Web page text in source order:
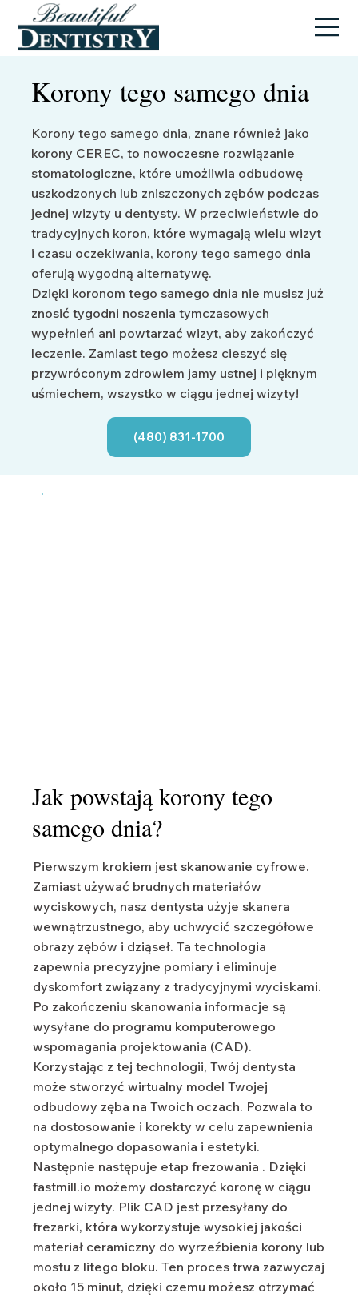
Korony tego samego dnia
Korony tego samego dnia, znane również jako
korony CEREC, to nowoczesne rozwiązanie
stomatologiczne, które umożliwia odbudowę
uszkodzonych lub zniszczonych zębów podczas
jednej wizyty u dentysty. W przeciwieństwie do
tradycyjnych koron, które wymagają wielu wizyt
i czasu oczekiwania, korony tego samego dnia
oferują wygodną alternatywę.
Dzięki koronom tego samego dnia nie musisz już
znosić tygodni noszenia tymczasowych
wypełnień ani powtarzać wizyt, aby zakończyć
leczenie. Zamiast tego możesz cieszyć się
przywróconym zdrowiem jamy ustnej i pięknym
uśmiechem, wszystko w ciągu jednej wizyty!
(480) 831-1700
Jak powstają korony tego
samego dnia?
Pierwszym krokiem jest skanowanie cyfrowe.
Zamiast używać brudnych materiałów
wyciskowych, nasz dentysta użyje skanera
wewnątrzustnego, aby uchwycić szczegółowe
obrazy zębów i dziąseł. Ta technologia
zapewnia precyzyjne pomiary i eliminuje
dyskomfort związany z tradycyjnymi wyciskami.
Po zakończeniu skanowania informacje są
wysyłane do programu komputerowego
wspomagania projektowania (CAD).
Korzystając z tej technologii, Twój dentysta
może stworzyć wirtualny model Twojej
odbudowy zęba na Twoich oczach. Pozwala to
na dostosowanie i korekty w celu zapewnienia
optymalnego dopasowania i estetyki.
Następnie następuje etap frezowania . Dzięki
fastmill.io możemy dostarczyć koronę w ciągu
jednej wizyty. Plik CAD jest przesyłany do
frezarki, która wykorzystuje wysokiej jakości
materiał ceramiczny do wyrzeźbienia korony lub
mostu z litego bloku. Ten proces trwa zazwyczaj
około 15 minut, dzięki czemu możesz otrzymać